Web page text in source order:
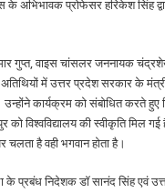
प्रोफेसर हरिकेश सिंह
गुप्त, वाइस चांसलर जननायक
में उत्तर प्रदेश सरकार के
कार्यक्रम को संबोधित करते हुए
को विश्वविद्यालय की स्वीकृति मिल
चलता है वही भगवान होता है।
के प्रबंध निदेशक डॉ सानंद सिंह एवं